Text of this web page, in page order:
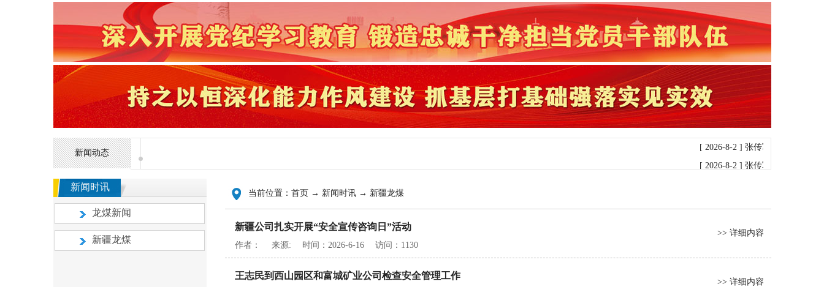
新闻动态
[ 2026-8-2 ]张传军检查指导普阳
[ 2026-8-2 ]张传军主持召开普阳
[ 2026-7-15 ]张书瑞率检查组到
[ 2026-7-13 ]张传军主持召开普
[ 2026-7-9 ]孙文凯率检查组到普
新闻时讯
龙煤新闻
新疆龙煤
当前位置： 首页 → 新闻时讯 → 新疆龙煤
新疆公司扎实开展“安全宣传咨询日”活动
作者： 来源: 时间：2026-6-16 访问：1130
>> 详细内容
王志民到西山园区和富城矿业公司检查安全管理工作
>> 详细内容